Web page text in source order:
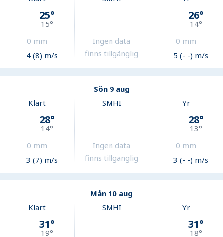
25°
15°
0 mm
4 (8) m/s
Ingen data
finns tillgänglig
26°
14°
0 mm
5 (- -) m/s
Sön 9 aug
Klart
28°
14°
0 mm
3 (7) m/s
SMHI
Ingen data
finns tillgänglig
Yr
28°
13°
0 mm
3 (- -) m/s
Mån 10 aug
Klart
31°
19°
SMHI Yr
31°
18°